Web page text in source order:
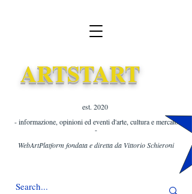
ARTSTART
est. 2020 ​
- informazione, opinioni ed eventi d'arte, cultura e mercato
-
WebArtPlatform fondata e diretta da Vittorio Schieroni